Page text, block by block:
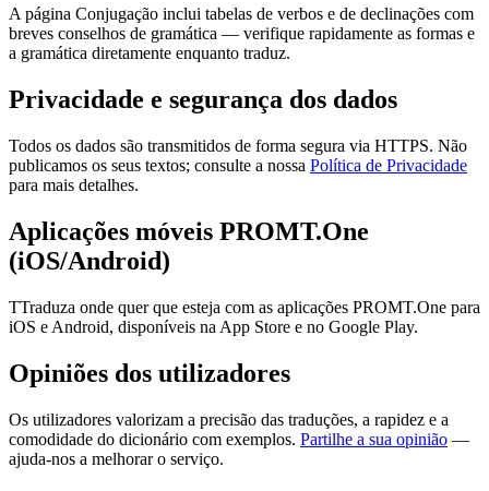
A página Conjugação inclui tabelas de verbos e de declinações com
breves conselhos de gramática — verifique rapidamente as formas e
a gramática diretamente enquanto traduz.
Privacidade e segurança dos dados
Todos os dados são transmitidos de forma segura via HTTPS. Não
publicamos os seus textos; consulte a nossa Política de Privacidade
para mais detalhes.
Aplicações móveis PROMT.One
(iOS/Android)
TTraduza onde quer que esteja com as aplicações PROMT.One para
iOS e Android, disponíveis na App Store e no Google Play.
Opiniões dos utilizadores
Os utilizadores valorizam a precisão das traduções, a rapidez e a
comodidade do dicionário com exemplos. Partilhe a sua opinião —
ajuda-nos a melhorar o serviço.